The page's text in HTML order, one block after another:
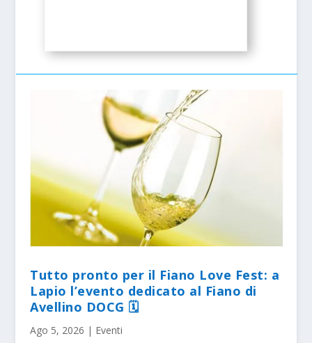
Tutto pronto per il Fiano Love Fest: a
Lapio l’evento dedicato al Fiano di
Avellino DOCG 🗓
Ago 5, 2026 | Eventi